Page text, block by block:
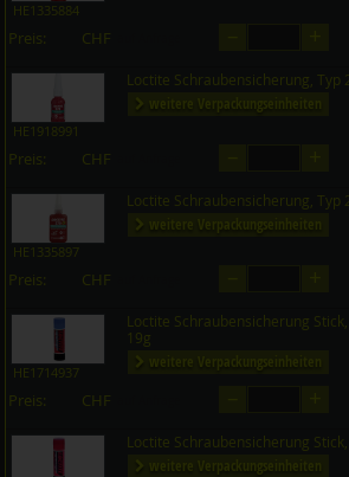
HE1335884
Preis: CHF
HE1918991
Loctite Schraubensicherung, Typ
weitere Verpackungseinheiten
Preis: CHF
HE1335897
Loctite Schraubensicherung, Typ
weitere Verpackungseinheiten
Preis: CHF
HE1714937
Loctite Schraubensicherung
19g
weitere Verpackungseinheiten
Preis: CHF
Loctite Schraubensicherung
weitere Verpackungseinheiten